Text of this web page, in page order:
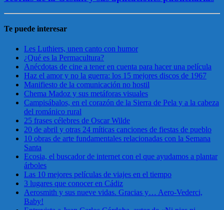
Te puede interesar
Les Luthiers, unen canto con humor
¿Qué es la Permacultura?
Anécdotas de cine a tener en cuenta para hacer una película
Haz el amor y no la guerra: los 15 mejores discos de 1967
Manifiesto de la comunicación no hostil
Chema Madoz y sus metáforas visuales
Campisábalos, en el corazón de la Sierra de Pela y a la cabeza
del románico rural
25 frases célebres de Oscar Wilde
20 de abril y otras 24 míticas canciones de fiestas de pueblo
10 obras de arte fundamentales relacionadas con la Semana
Santa
Ecosia, el buscador de internet con el que ayudamos a plantar
árboles
Las 10 mejores películas de viajes en el tiempo
3 lugares que conocer en Cádiz
Aerosmith y sus nueve vidas. Gracias y… Aero-Vederci,
Baby!